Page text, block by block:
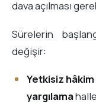
dava açılması
Sürelerin
değişir:
Yetkisiz
yargılama